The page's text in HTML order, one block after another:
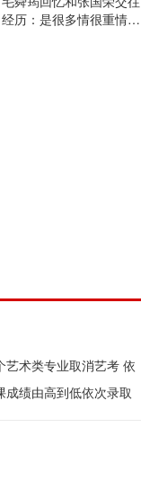
经历：是很多情很重情的
艺术类专业取消艺考 依
成绩由高到低依次录取